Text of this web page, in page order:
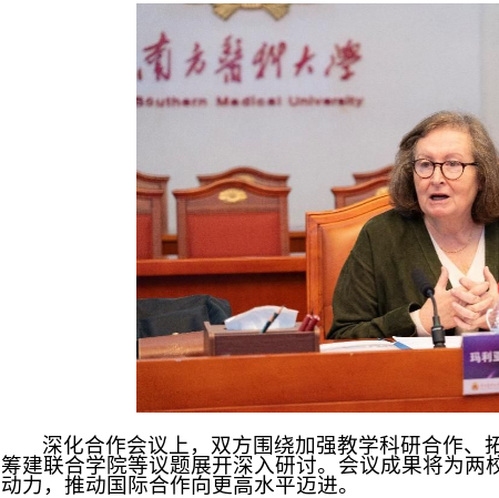
深化合作会议上，双方围绕加强教学科研合作、
筹建联合学院等议题展开深入研讨。会议成果将为两
动力，推动国际合作向更高水平迈进。